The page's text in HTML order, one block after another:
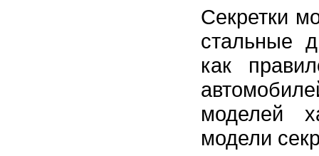
Секретки
стальные
как
моделей
модели